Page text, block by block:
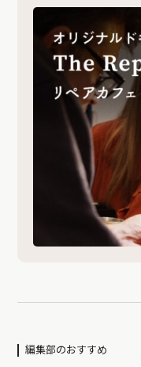
編集部のおすすめ